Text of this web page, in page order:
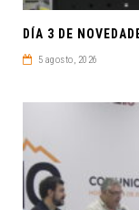
DÍA 3 DE
5 agosto, 2026